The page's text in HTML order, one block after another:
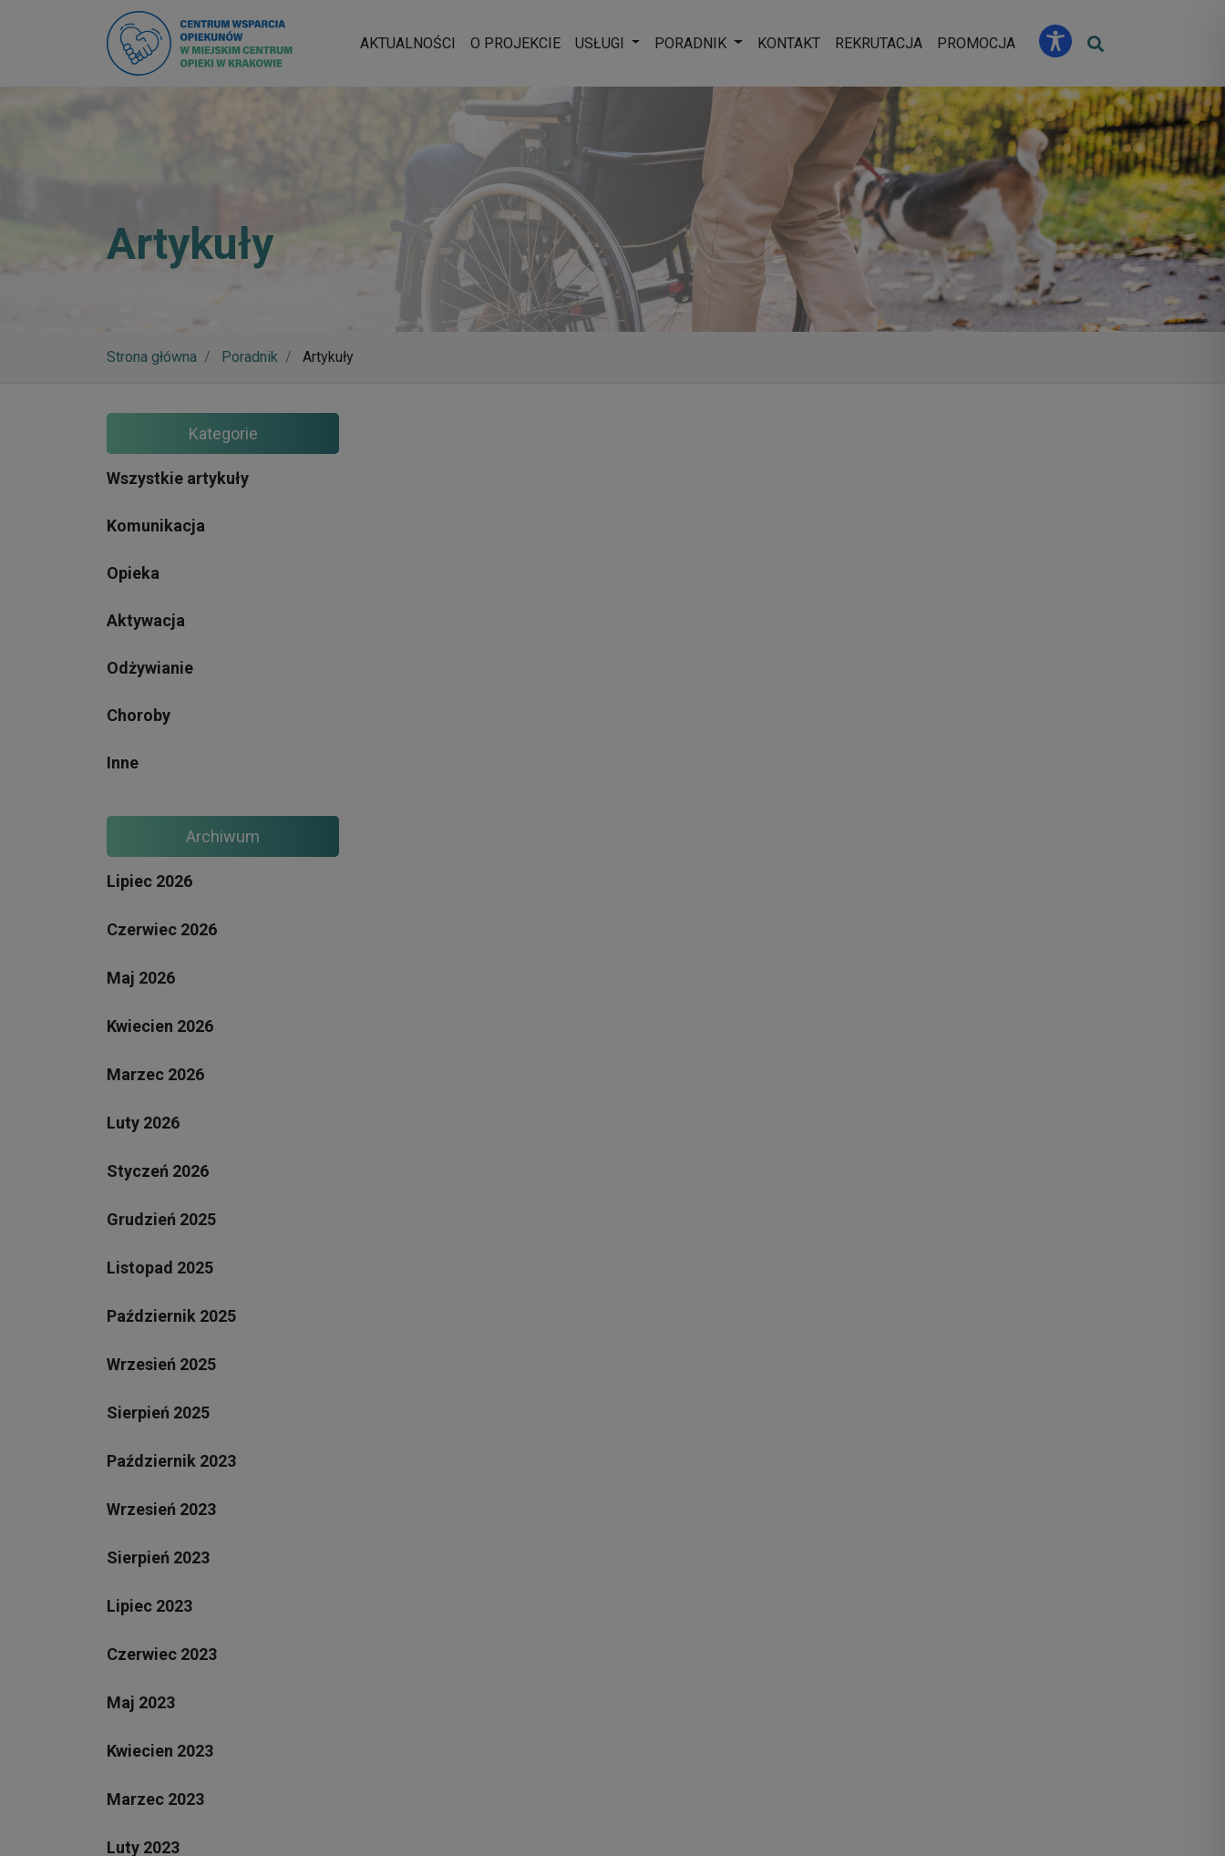
AKTUALNOŚCI O PROJEKCIE USŁUGI Rozwiń menu
PORADNIK Rozwiń menu
KONTAKT REKRUTACJA PROMOCJA
Artykuły
Strona główna Poradnik Artykuły
Kategorie
Wszystkie artykuły
Komunikacja
Opieka
Aktywacja
Odżywianie
Choroby
Inne
Archiwum
Lipiec 2026
Czerwiec 2026
Maj 2026
Kwiecien 2026
Marzec 2026
Luty 2026
Styczeń 2026
Grudzień 2025
Listopad 2025
Październik 2025
Wrzesień 2025
Sierpień 2025
Październik 2023
Wrzesień 2023
Sierpień 2023
Lipiec 2023
Czerwiec 2023
Maj 2023
Kwiecien 2023
Marzec 2023
Luty 2023